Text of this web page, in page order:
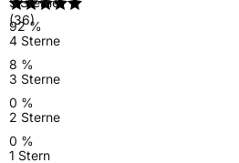
(36)
92 %
4 Sterne
8 %
3 Sterne
0 %
2 Sterne
0 %
1 Stern